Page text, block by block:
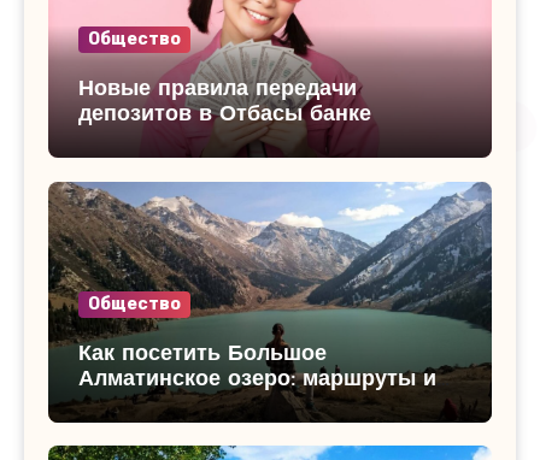
Общество
Новые правила передачи
депозитов в Отбасы банке
Общество
Как посетить Большое
Алматинское озеро: маршруты и
достопримечательности